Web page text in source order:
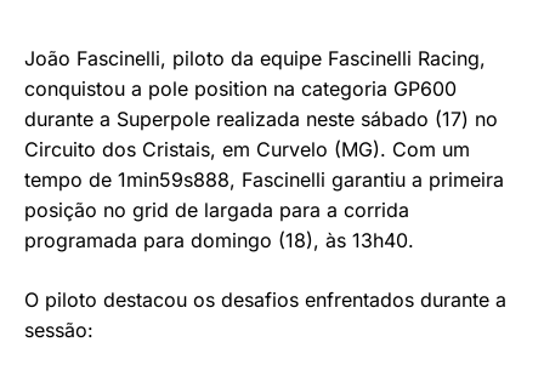
João Fascinelli, piloto da equipe Fascinelli Racing,
conquistou a pole position na categoria GP600
durante a Superpole realizada neste sábado (17) no
Circuito dos Cristais, em Curvelo (MG). Com um
tempo de 1min59s888, Fascinelli garantiu a primeira
posição no grid de largada para a corrida
programada para domingo (18), às 13h40.
O piloto destacou os desafios enfrentados durante a
sessão: